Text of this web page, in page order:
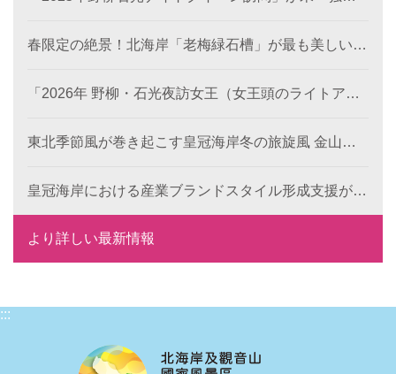
ワーを照らす
春限定の絶景！北海岸「老梅緑石槽」が最も美しい季
「2026年 野柳・石光夜訪女王（女王頭のライトアッ
デジタル作品の公募が本日より開始、世界中から代表
東北季節風が巻き起こす皇冠海岸冬の旅旋風 金山・
皇冠海岸における産業ブランドスタイル形成支援が成
果を発揮： 6つの特色ある目玉で、地域ブランドの国
際競争力を向上
より詳しい最新情報
:::